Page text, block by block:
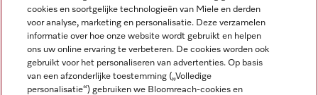
Miele op Facebook
Miele op Youtube
Miele op Instagram
Miele op Pinterest
cookies en soortgelijke technologieën van Miele en derden
voor analyse, marketing en personalisatie. Deze verzamelen
informatie over hoe onze website wordt gebruikt en helpen
ons uw online ervaring te verbeteren. De cookies worden ook
gebruikt voor het personaliseren van advertenties. Op basis
van een afzonderlijke toestemming („Volledige
personalisatie“) gebruiken we Bloomreach-cookies en